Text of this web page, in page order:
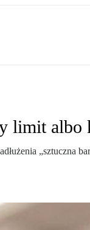
limit albo
„sztuczna